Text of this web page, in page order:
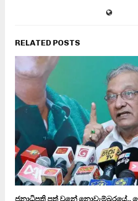
RELATED POSTS
ජනාධිපති පත් වුනේ නොවැම්බරයේ..